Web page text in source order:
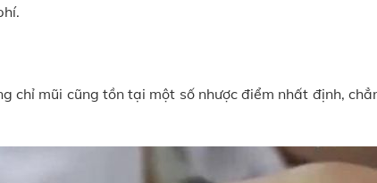
chỉ mũi cũng tồn tại một số nhược điểm nhất định,